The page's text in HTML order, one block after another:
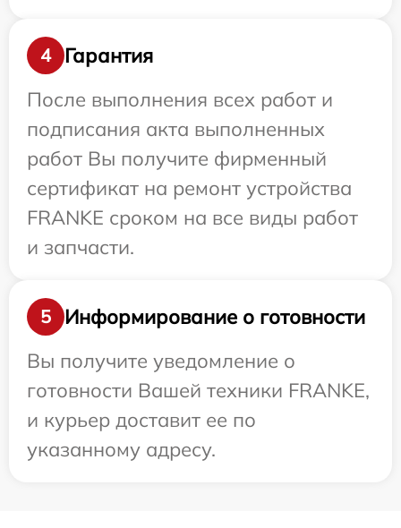
4
Гарантия
После выполнения всех работ и
подписания акта выполненных
работ Вы получите фирменный
сертификат на ремонт устройства
FRANKE сроком на все виды работ
и запчасти.
5
Информирование о готовности
Вы получите уведомление о
готовности Вашей техники FRANKE,
и курьер доставит ее по
указанному адресу.